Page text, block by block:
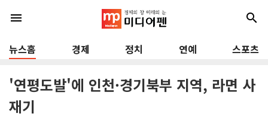
menu search
뉴스홈 경제 정치 연예 스포츠
'연평도발'에 인천·경기북부 지역, 라면 사
재기